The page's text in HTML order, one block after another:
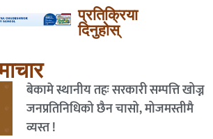
प्रतिक्रिया
दिनुहोस्
बेकामे स्थानीय तहः सरकारी सम्पत्ति खोज्न
जनप्रतिनिधिको छैन चासो, मोजमस्तीमै
व्यस्त !